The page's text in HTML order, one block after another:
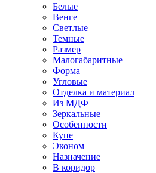
Белые
Венге
Светлые
Темные
Размер
Малогабаритные
Форма
Угловые
Отделка и материал
Из МДФ
Зеркальные
Особенности
Купе
Эконом
Назначение
В коридор